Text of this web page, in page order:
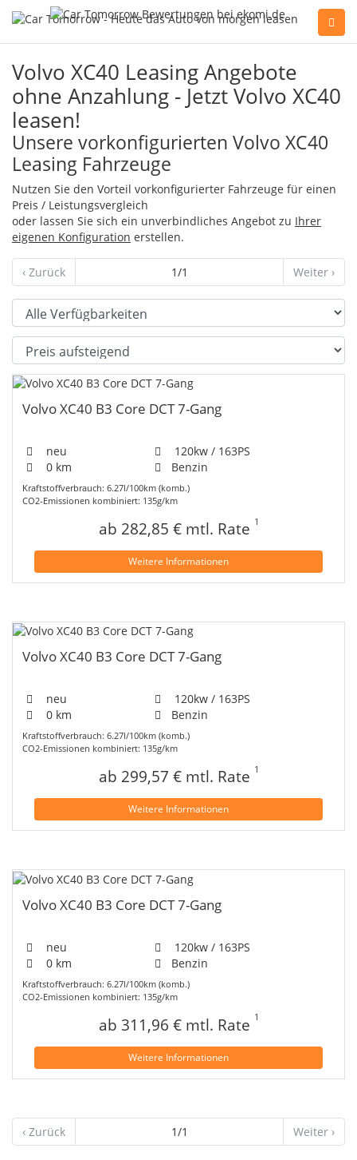
Volvo XC40 Leasing Angebote
ohne Anzahlung - Jetzt Volvo XC40
leasen!
Unsere vorkonfigurierten Volvo XC40
Leasing Fahrzeuge
Nutzen Sie den Vorteil vorkonfigurierter Fahrzeuge für einen
Preis / Leistungsvergleich
oder lassen Sie sich ein unverbindliches Angebot zu Ihrer
eigenen Konfiguration erstellen.
‹ Zurück 1/1 Weiter ›
Verfügbarkeit
Sortierung
Volvo XC40 B3 Core DCT 7-Gang
neu
120kw / 163PS
0 km
Benzin
Kraftstoffverbrauch: 6.27l/100km (komb.)
CO2-Emissionen kombiniert: 135g/km
ab 282,85 € mtl. Rate 1
Weitere Informationen
Volvo XC40 B3 Core DCT 7-Gang
neu
120kw / 163PS
0 km
Benzin
Kraftstoffverbrauch: 6.27l/100km (komb.)
CO2-Emissionen kombiniert: 135g/km
ab 299,57 € mtl. Rate 1
Weitere Informationen
Volvo XC40 B3 Core DCT 7-Gang
neu
120kw / 163PS
0 km
Benzin
Kraftstoffverbrauch: 6.27l/100km (komb.)
CO2-Emissionen kombiniert: 135g/km
ab 311,96 € mtl. Rate 1
Weitere Informationen
‹ Zurück 1/1 Weiter ›
Sie haben Fragen, oder benötigen Hilfe?
Gerne beraten wir Sie persönlich am Telefon:
+49(0)89 74 83 59-10
Fahrzeug Konfigurator
Alle Hersteller
Kontakt